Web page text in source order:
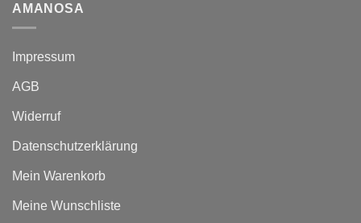
AMANOSA
Impressum
AGB
Widerruf
Datenschutzerklärung
Mein Warenkorb
Meine Wunschliste